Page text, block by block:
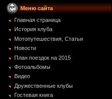
Меню сайта
Главная страница
История клуба
Мотопутешествия, Статьи
Новости
План поездок на 2015
Фотоальбомы
Видео
Дружественные клубы
Гостевая книга